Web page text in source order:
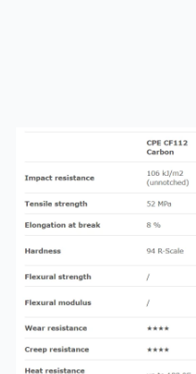
أفضل قابلية للمعالجة
منتجات فيلامينتوم من نوع
على أفضل جودة في أي وقت